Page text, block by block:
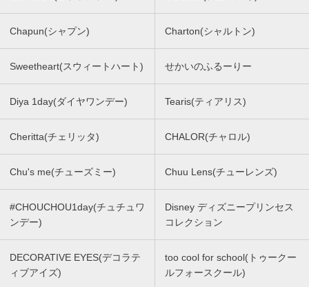
Chapun(シャプン) Charton(シャルトン)
Sweetheart(スウィートハート) せかいのふるーりー
Diya 1day(ダイヤワンデー) Tearis(ティアリス)
Cheritta(チェリッタ) CHALOR(チャロル)
Chu's me(チューズミー) Chuu Lens(チューレンズ)
#CHOUCHOU1day(チュチュワ
ンデー)
Disney ディズニープリンセス
コレクション
DECORATIVE EYES(デコラテ
ィブアイズ)
too cool for school(トゥークー
ルフォースクール)